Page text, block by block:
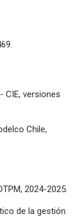
CIE, versiones
Chile,
2024-2025.
de la gestión